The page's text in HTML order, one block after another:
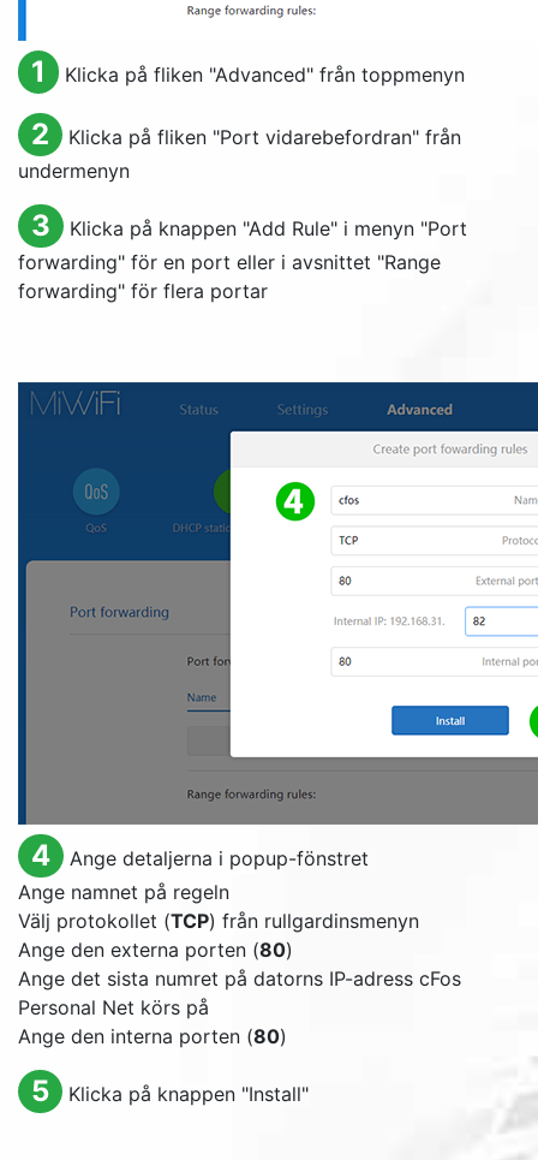
1 Klicka på fliken "Advanced" från toppmenyn
2
Klicka på fliken "Port vidarebefordran" från
undermenyn
3 Klicka på knappen "Add Rule" i menyn "Port
forwarding" för en port eller i avsnittet "Range
forwarding" för flera portar
4
Ange detaljerna i popup-fönstret
Ange namnet på regeln
Välj protokollet (TCP) från rullgardinsmenyn
Ange den externa porten (80)
Ange det sista numret på datorns IP-adress cFos
Personal Net körs på
Ange den interna porten (80)
5 Klicka på knappen "Install"